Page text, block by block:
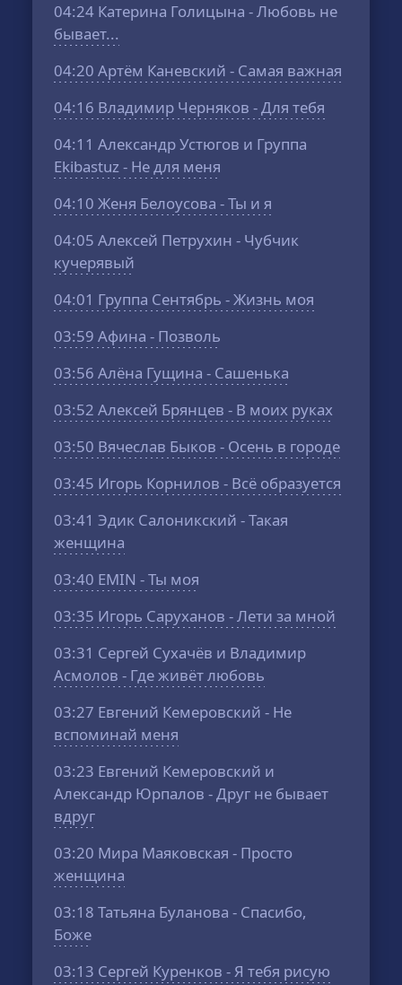
04:24 Катерина Голицына - Любовь не
бывает...
04:20 Артём Каневский - Самая важная
04:16 Владимир Черняков - Для тебя
04:11 Александр Устюгов и Группа
Ekibastuz - Не для меня
04:10 Женя Белоусова - Ты и я
04:05 Алексей Петрухин - Чубчик
кучерявый
04:01 Группа Сентябрь - Жизнь моя
03:59 Афина - Позволь
03:56 Алёна Гущина - Сашенька
03:52 Алексей Брянцев - В моих руках
03:50 Вячеслав Быков - Осень в городе
03:45 Игорь Корнилов - Всё образуется
03:41 Эдик Салоникский - Такая
женщина
03:40 EMIN - Ты моя
03:35 Игорь Саруханов - Лети за мной
03:31 Сергей Сухачёв и Владимир
Асмолов - Где живёт любовь
03:27 Евгений Кемеровский - Не
вспоминай меня
03:23 Евгений Кемеровский и
Александр Юрпалов - Друг не бывает
вдруг
03:20 Мира Маяковская - Просто
женщина
03:18 Татьяна Буланова - Спасибо,
Боже
03:13 Сергей Куренков - Я тебя рисую